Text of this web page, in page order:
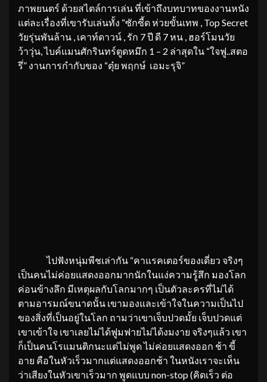
ภาพยนตร์ ด้วยสไตล์การเล่น ที่เข้าถึงบทบาทของงานหนัง
แต่ละเรื่องที่เขารับเล่นทั้ง “ซักซี้ด ห่วยขั้นเทพ , Top Secret
วัยรุ่นพันล้าน , เคาท์ดาวน์ , รัก 7 ปี ดี 7 หน , ฮอร์โมนวัย
ว้าวุ่น, ไบค์แมนศักรินทร์ตูดหมึก 1 – 2 ล่าสุดใน “ใจฟู..สตอ
รึ่” งานการกำกับของ “ตุ๋ย พฤกษ์ เอมะรุจิ”
ไปฟังหนุ่มพีชเล่ากัน “คาแรคเตอร์ของเดี่ยว จริงๆ
เป็นคนไม่ค่อยแสดงออกมากนักในแง่ความรู้สึก มองโลก
ค่อนข้างลึก มีเหตุผลกับโลกมากๆ เป็นตัวละครที่ไม่ได้
ตามอารมณ์ขนาดนั้น เขามองและเข้าใจในความเป็นไป
ของสิ่งที่เป็นอยู่ในโลก ถามว่าเขาเจ็บปวดมั้ย เจ็บปวดแต่
เขาเข้าใจ เขาเลยไม่ได้ฟูมฟายไม่ได้งมงาย จริงๆแล้ว เขา
ก็เป็นคนโรแมนติกนะแต่ไม่พูด ไม่ค่อยแสดงออก ช้า ขี้
อาย คือในหัวเร็วมากแต่แสดงออกช้า ในหนังเราจะเห็น
ว่าเสียงในหัวเขาเร็วมาก พูดแบบ non-stop (คิดเร็ว ต่อ